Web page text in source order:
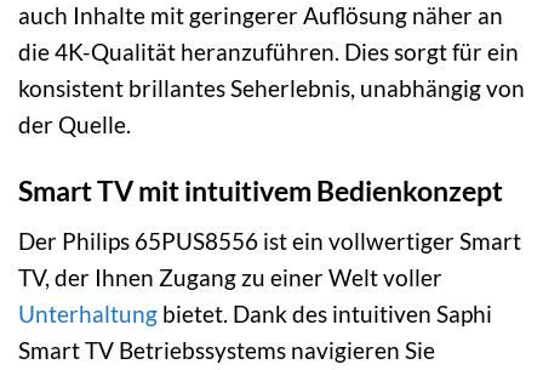
auch Inhalte mit geringerer Auflösung näher an
die 4K-Qualität heranzuführen. Dies sorgt für ein
konsistent brillantes Seherlebnis, unabhängig von
der Quelle.
Smart TV mit intuitivem Bedienkonzept
Der Philips 65PUS8556 ist ein vollwertiger Smart
TV, der Ihnen Zugang zu einer Welt voller
Unterhaltung bietet. Dank des intuitiven Saphi
Smart TV Betriebssystems navigieren Sie